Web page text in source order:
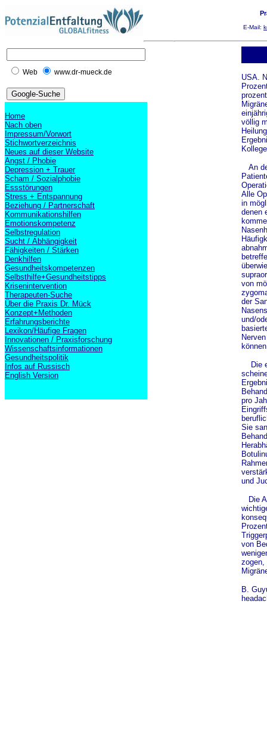
E-Mail:
Web www.dr-mueck.de
Home
Nach oben
Impressum/Vorwort
Stichwortverzeichnis
Neues auf dieser Website
Angst / Phobie
Depression + Trauer
Scham / Sozialphobie
Essstörungen
Stress + Entspannung
Beziehung / Partnerschaft
Kommunikationshilfen
Emotionskompetenz
Selbstregulation
Sucht / Abhängigkeit
Fähigkeiten / Stärken
Denkhilfen
Gesundheitskompetenzen
Selbsthilfe+Gesundheitstipps
Krisenintervention
Therapeuten-Suche
Über die Praxis Dr. Mück
Konzept+Methoden
Erfahrungsberichte
Lexikon/Häufige Fragen
Innovationen / Praxisforschung
Wissenschaftsinformationen
Gesundheitspolitik
Infos auf Russisch
English Version
USA.
völlig
An
Alle
in
denen
von
der
und/
Die
pro
Sie
und
Die
von
zogen,
B.